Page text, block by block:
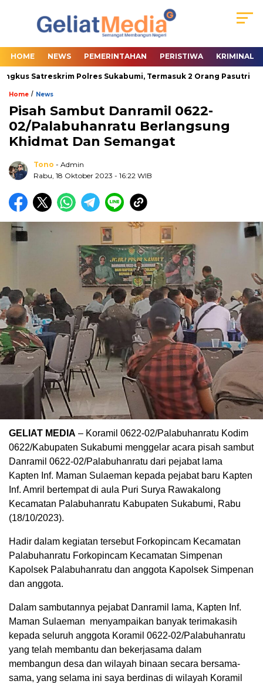
HOME NEWS PEMERINTAHAN PERISTIWA KRIMINAL
Satreskrim Polres Sukabumi, Termasuk 2 Orang Pasutri
Home / News
Pisah Sambut Danramil 0622-
02/Palabuhanratu Berlangsung
Khidmat Dan Semangat
Tono - Admin
Rabu, 18 Oktober 2023 - 16:22 WIB
GELIAT MEDIA – Koramil 0622-02/Palabuhanratu Kodim
0622/Kabupaten Sukabumi menggelar acara pisah sambut
Danramil 0622-02/Palabuhanratu dari pejabat lama
Kapten Inf. Maman Sulaeman kepada pejabat baru Kapten
Inf. Amril bertempat di aula Puri Surya Rawakalong
Kecamatan Palabuhanratu Kabupaten Sukabumi, Rabu
(18/10/2023).
Hadir dalam kegiatan tersebut Forkopincam Kecamatan
Palabuhanratu Forkopincam Kecamatan Simpenan
Kapolsek Palabuhanratu dan anggota Kapolsek Simpenan
dan anggota.
Dalam sambutannya pejabat Danramil lama, Kapten Inf.
Maman Sulaeman menyampaikan banyak terimakasih
kepada seluruh anggota Koramil 0622-02/Palabuhanratu
yang telah membantu dan bekerjasama dalam
membangun desa dan wilayah binaan secara bersama-
sama, yang selama ini saya berdinas di wilayah Koramil